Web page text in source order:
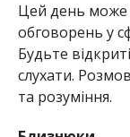
Цей день може
обговорень у
Будьте
слухати.
та розуміння.